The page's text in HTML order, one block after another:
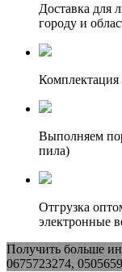
Доставка для
городу и
Комплектация
Выполняем
пила)
Отгрузка
электронные
Получить больше
0675723274,